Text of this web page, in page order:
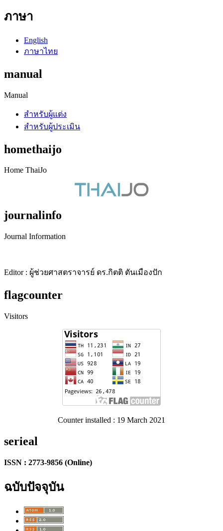
ภาษา
English
ภาษาไทย
manual
Manual
สำหรับผู้แต่ง
สำหรับผู้ประเมิน
homethaijo
Home ThaiJo
journalinfo
Journal Information
Editor : ผู้ช่วยศาสตราจารย์ ดร.กิตติ ตันเมืองปัก
flagcounter
Visitors
Counter installed : 19 March 2021
serieal
ISSN : 2773-9856 (Online)
ฉบับปัจจุบัน